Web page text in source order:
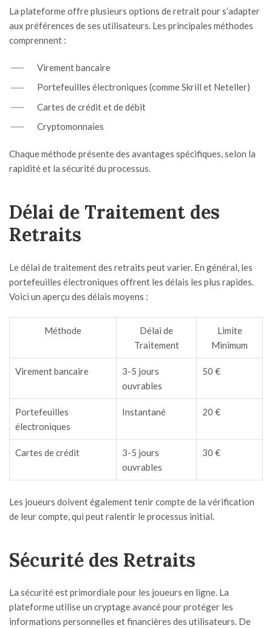
La plateforme offre plusieurs options de retrait pour s’adapter
aux préférences de ses utilisateurs. Les principales méthodes
comprennent :
Virement bancaire
Portefeuilles électroniques (comme Skrill et Neteller)
Cartes de crédit et de débit
Cryptomonnaies
Chaque méthode présente des avantages spécifiques, selon la
rapidité et la sécurité du processus.
Délai de Traitement des
Retraits
Le délai de traitement des retraits peut varier. En général, les
portefeuilles électroniques offrent les délais les plus rapides.
Voici un aperçu des délais moyens :
Méthode
Délai de
Traitement
Limite
Minimum
Virement bancaire
3-5 jours
ouvrables
50 €
Portefeuilles
électroniques
Instantané 20 €
Cartes de crédit
3-5 jours
ouvrables
30 €
Les joueurs doivent également tenir compte de la vérification
de leur compte, qui peut ralentir le processus initial.
Sécurité des Retraits
La sécurité est primordiale pour les joueurs en ligne. La
plateforme utilise un cryptage avancé pour protéger les
informations personnelles et financières des utilisateurs. De